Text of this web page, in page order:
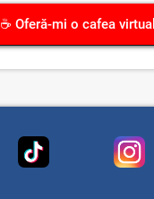
☕ Oferă-mi o cafea